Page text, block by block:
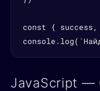
const {
JavaScript —